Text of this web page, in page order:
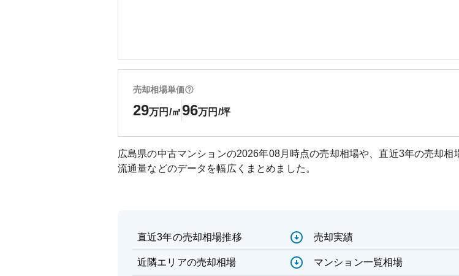
売却相場単価
29万円/㎡96万円/坪
広島県の中古マンションの2026年08月 時点の売却相場や、直近3年の売却
流通量などのデータを幅広くまとめました。
直近3年の売却相場推移 売却実績
近隣エリアの売却相場 マンション一覧相場